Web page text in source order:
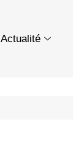
Actualité